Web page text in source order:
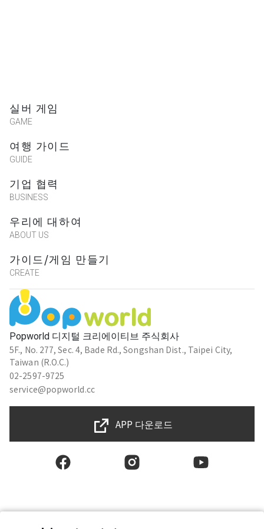
Popworld 디지털 크리에이티브 주식회사
5F., No. 277, Sec. 4, Bade Rd., Songshan Dist., Taipei City,
Taiwan (R.O.C.)
02-2597-9725
service@popworld.cc
실버 게임
GAME
여행 가이드
GUIDE
기업 협력
BUSINESS
우리에 대하여
ABOUT US
가이드/게임 만들기
CREATE
APP 다운로드